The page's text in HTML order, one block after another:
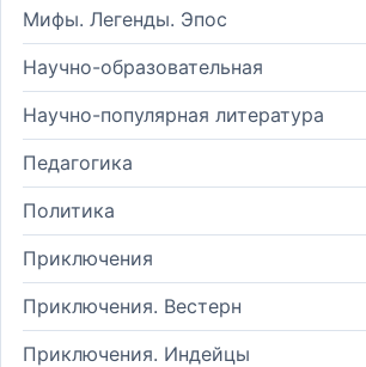
Мифы. Легенды. Эпос
Научно-образовательная
Научно-популярная литература
Педагогика
Политика
Приключения
Приключения. Вестерн
Приключения. Индейцы